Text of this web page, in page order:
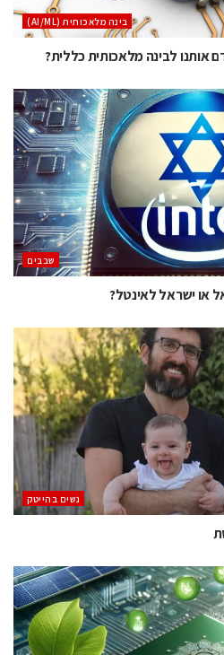
בינה מלאכותית (AI/ML)
‫שבבים‬
או ישראל לאינטל?
נשים בהייטק